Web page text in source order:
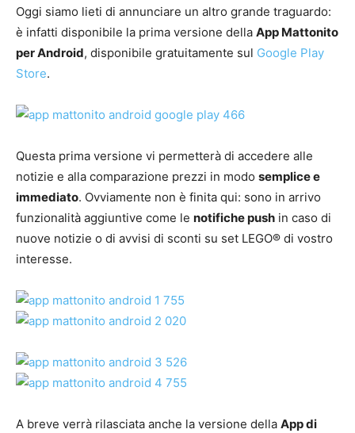
Oggi siamo lieti di annunciare un altro grande traguardo:
è infatti disponibile la prima versione della App Mattonito
per Android, disponibile gratuitamente sul Google Play
Store.
Questa prima versione vi permetterà di accedere alle
notizie e alla comparazione prezzi in modo semplice e
immediato. Ovviamente non è finita qui: sono in arrivo
funzionalità aggiuntive come le notifiche push in caso di
nuove notizie o di avvisi di sconti su set LEGO® di vostro
interesse.
A breve verrà rilasciata anche la versione della App di